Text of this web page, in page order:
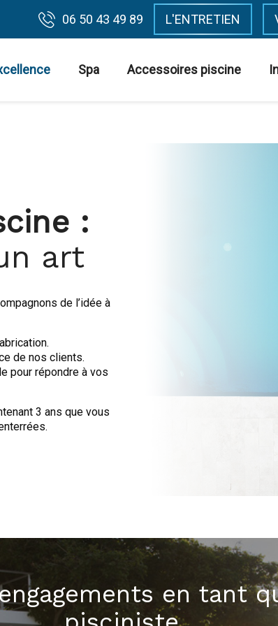
06 50 43 49 89 L'ENTRETIEN
Spa Accessoires piscine
:
art
de l’idée à
de nos clients.
pour répondre à vos
3 ans que vous
en tant